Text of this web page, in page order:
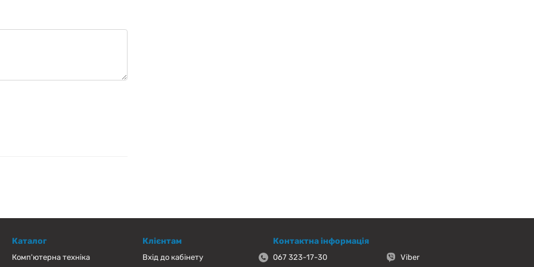
Каталог
Комп'ютерна техніка
Клієнтам
Вхід до кабінету
Контактна інформація
067 323-17-30 Viber